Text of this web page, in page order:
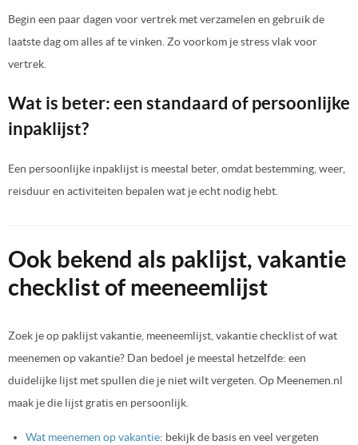
Begin een paar dagen voor vertrek met verzamelen en gebruik de
laatste dag om alles af te vinken. Zo voorkom je stress vlak voor
vertrek.
Wat is beter: een standaard of persoonlijke
inpaklijst?
Een persoonlijke inpaklijst is meestal beter, omdat bestemming, weer,
reisduur en activiteiten bepalen wat je echt nodig hebt.
Ook bekend als paklijst, vakantie
checklist of meeneemlijst
Zoek je op paklijst vakantie, meeneemlijst, vakantie checklist of wat
meenemen op vakantie? Dan bedoel je meestal hetzelfde: een
duidelijke lijst met spullen die je niet wilt vergeten. Op Meenemen.nl
maak je die lijst gratis en persoonlijk.
Wat meenemen op vakantie: bekijk de basis en veel vergeten